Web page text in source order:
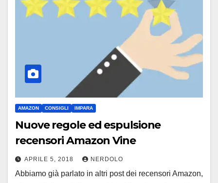
AMAZON CONSIGLI IMPARA
Nuove regole ed espulsione
recensori Amazon Vine
APRILE 5, 2018 NERDOLO
Abbiamo già parlato in altri post dei recensori Amazon,